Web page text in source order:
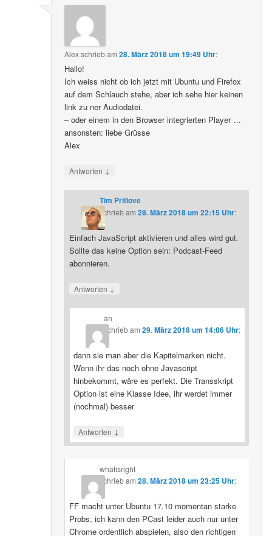
Alexschriebam28. März 2018 um 19:49 Uhr:
Hallo!
Ich weiss nicht ob ich jetzt mit Ubuntu und Firefox
auf dem Schlauch stehe, aber ich sehe hier keinen
link zu ner Audiodatei.
– oder einem in den Browser integrierten Player …
ansonsten: liebe Grüsse
Alex
Antworten ↓
Tim Pritlove
schriebam 28. März 2018 um 22:15 Uhr:
Einfach JavaScript aktivieren und alles wird gut.
Sollte das keine Option sein: Podcast-Feed
abonnieren.
Antworten ↓
an
schriebam29. März 2018 um 14:06 Uhr:
dann sie man aber die Kapitelmarken nicht.
Wenn ihr das noch ohne Javascript
hinbekommt, wäre es perfekt. Die Transskript
Option ist eine Klasse Idee, ihr werdet immer
(nochmal) besser
Antworten ↓
whatisright
schriebam 28. März 2018 um 23:25 Uhr:
FF macht unter Ubuntu 17.10 momentan starke
Probs, ich kann den PCast leider auch nur unter
Chrome ordentlich abspielen, also den richtigen